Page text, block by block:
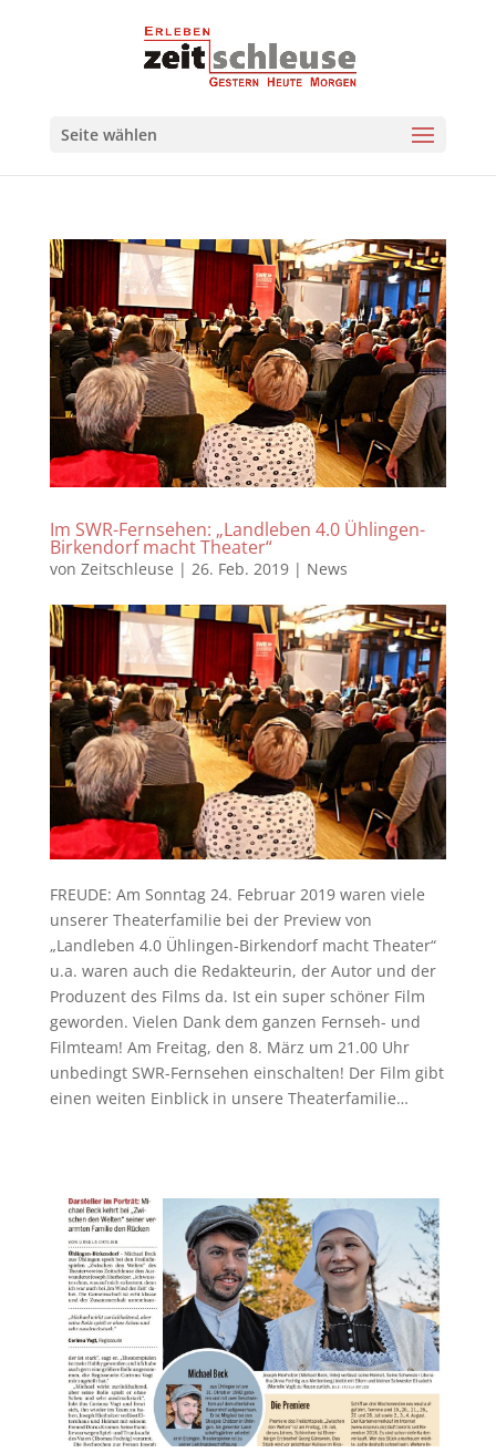
Seite wählen
Im SWR-Fernsehen: „Landleben 4.0 Ühlingen-
Birkendorf macht Theater“
von Zeitschleuse | 26. Feb. 2019| News
FREUDE: Am Sonntag 24. Februar 2019 waren viele
unserer Theaterfamilie bei der Preview von
„Landleben 4.0 Ühlingen-Birkendorf macht Theater“
u.a. waren auch die Redakteurin, der Autor und der
Produzent des Films da. Ist ein super schöner Film
geworden. Vielen Dank dem ganzen Fernseh- und
Filmteam! Am Freitag, den 8. März um 21.00 Uhr
unbedingt SWR-Fernsehen einschalten! Der Film gibt
einen weiten Einblick in unsere Theaterfamilie…